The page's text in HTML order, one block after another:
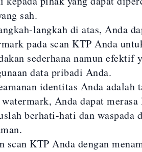
sah.
langkah di atas, Anda
pada scan KTP Anda
sederhana namun efektif
data pribadi Anda.
identitas Anda adalah
Anda dapat
berhati-hati dan waspada
scan KTP Anda dengan